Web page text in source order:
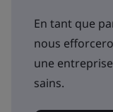
En tant que
nous
une
sains.